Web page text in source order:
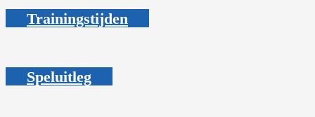
Trainingstijden
Speluitleg